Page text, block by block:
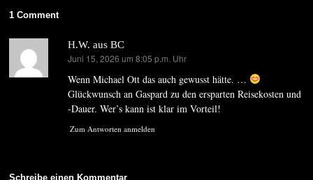
1 Comment
H.W. aus BC
sagt:
Juni 15, 2026 um 8:05 p.m. Uhr
Wenn Michael Ott das auch gewusst hätte. …
Glückwunsch an Gaspard zu den ersparten Reisekosten und
-Dauer. Wer’s kann ist klar im Vorteil!
Zum Antworten anmelden
Schreibe einen Kommentar